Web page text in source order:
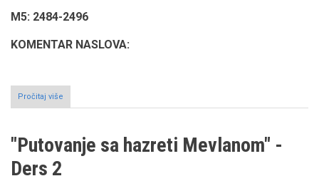
M5: 2484-2496
KOMENTAR NASLOVA:
Pročitaj više
Predavanje
povodu
Šebiaruske
"Putovanje sa hazreti Mevlanom" -
Ders 2